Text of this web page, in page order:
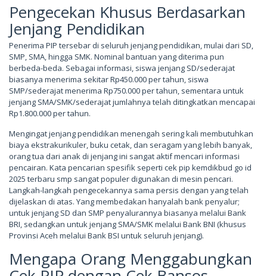
Pengecekan Khusus Berdasarkan
Jenjang Pendidikan
Penerima PIP tersebar di seluruh jenjang pendidikan, mulai dari SD,
SMP, SMA, hingga SMK. Nominal bantuan yang diterima pun
berbeda-beda. Sebagai informasi, siswa jenjang SD/sederajat
biasanya menerima sekitar Rp450.000 per tahun, siswa
SMP/sederajat menerima Rp750.000 per tahun, sementara untuk
jenjang SMA/SMK/sederajat jumlahnya telah ditingkatkan mencapai
Rp1.800.000 per tahun.
Mengingat jenjang pendidikan menengah sering kali membutuhkan
biaya ekstrakurikuler, buku cetak, dan seragam yang lebih banyak,
orang tua dari anak di jenjang ini sangat aktif mencari informasi
pencairan. Kata pencarian spesifik seperti cek pip kemdikbud go id
2025 terbaru smp sangat populer digunakan di mesin pencari.
Langkah-langkah pengecekannya sama persis dengan yang telah
dijelaskan di atas. Yang membedakan hanyalah bank penyalur;
untuk jenjang SD dan SMP penyalurannya biasanya melalui Bank
BRI, sedangkan untuk jenjang SMA/SMK melalui Bank BNI (khusus
Provinsi Aceh melalui Bank BSI untuk seluruh jenjang).
Mengapa Orang Menggabungkan